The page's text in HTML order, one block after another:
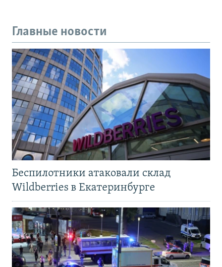
Главные новости
Беспилотники атаковали склад
Wildberries в Екатеринбурге